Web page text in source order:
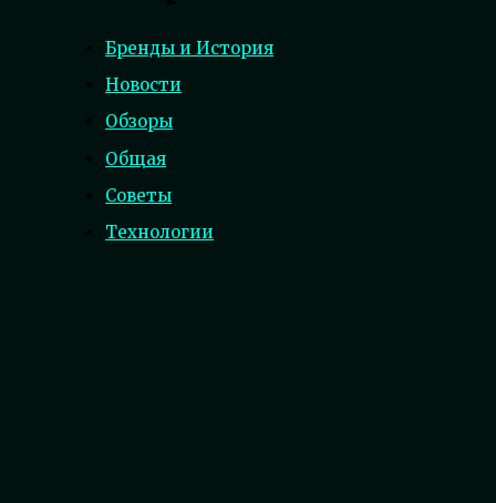
Бренды и История
Новости
Обзоры
Общая
Советы
Технологии